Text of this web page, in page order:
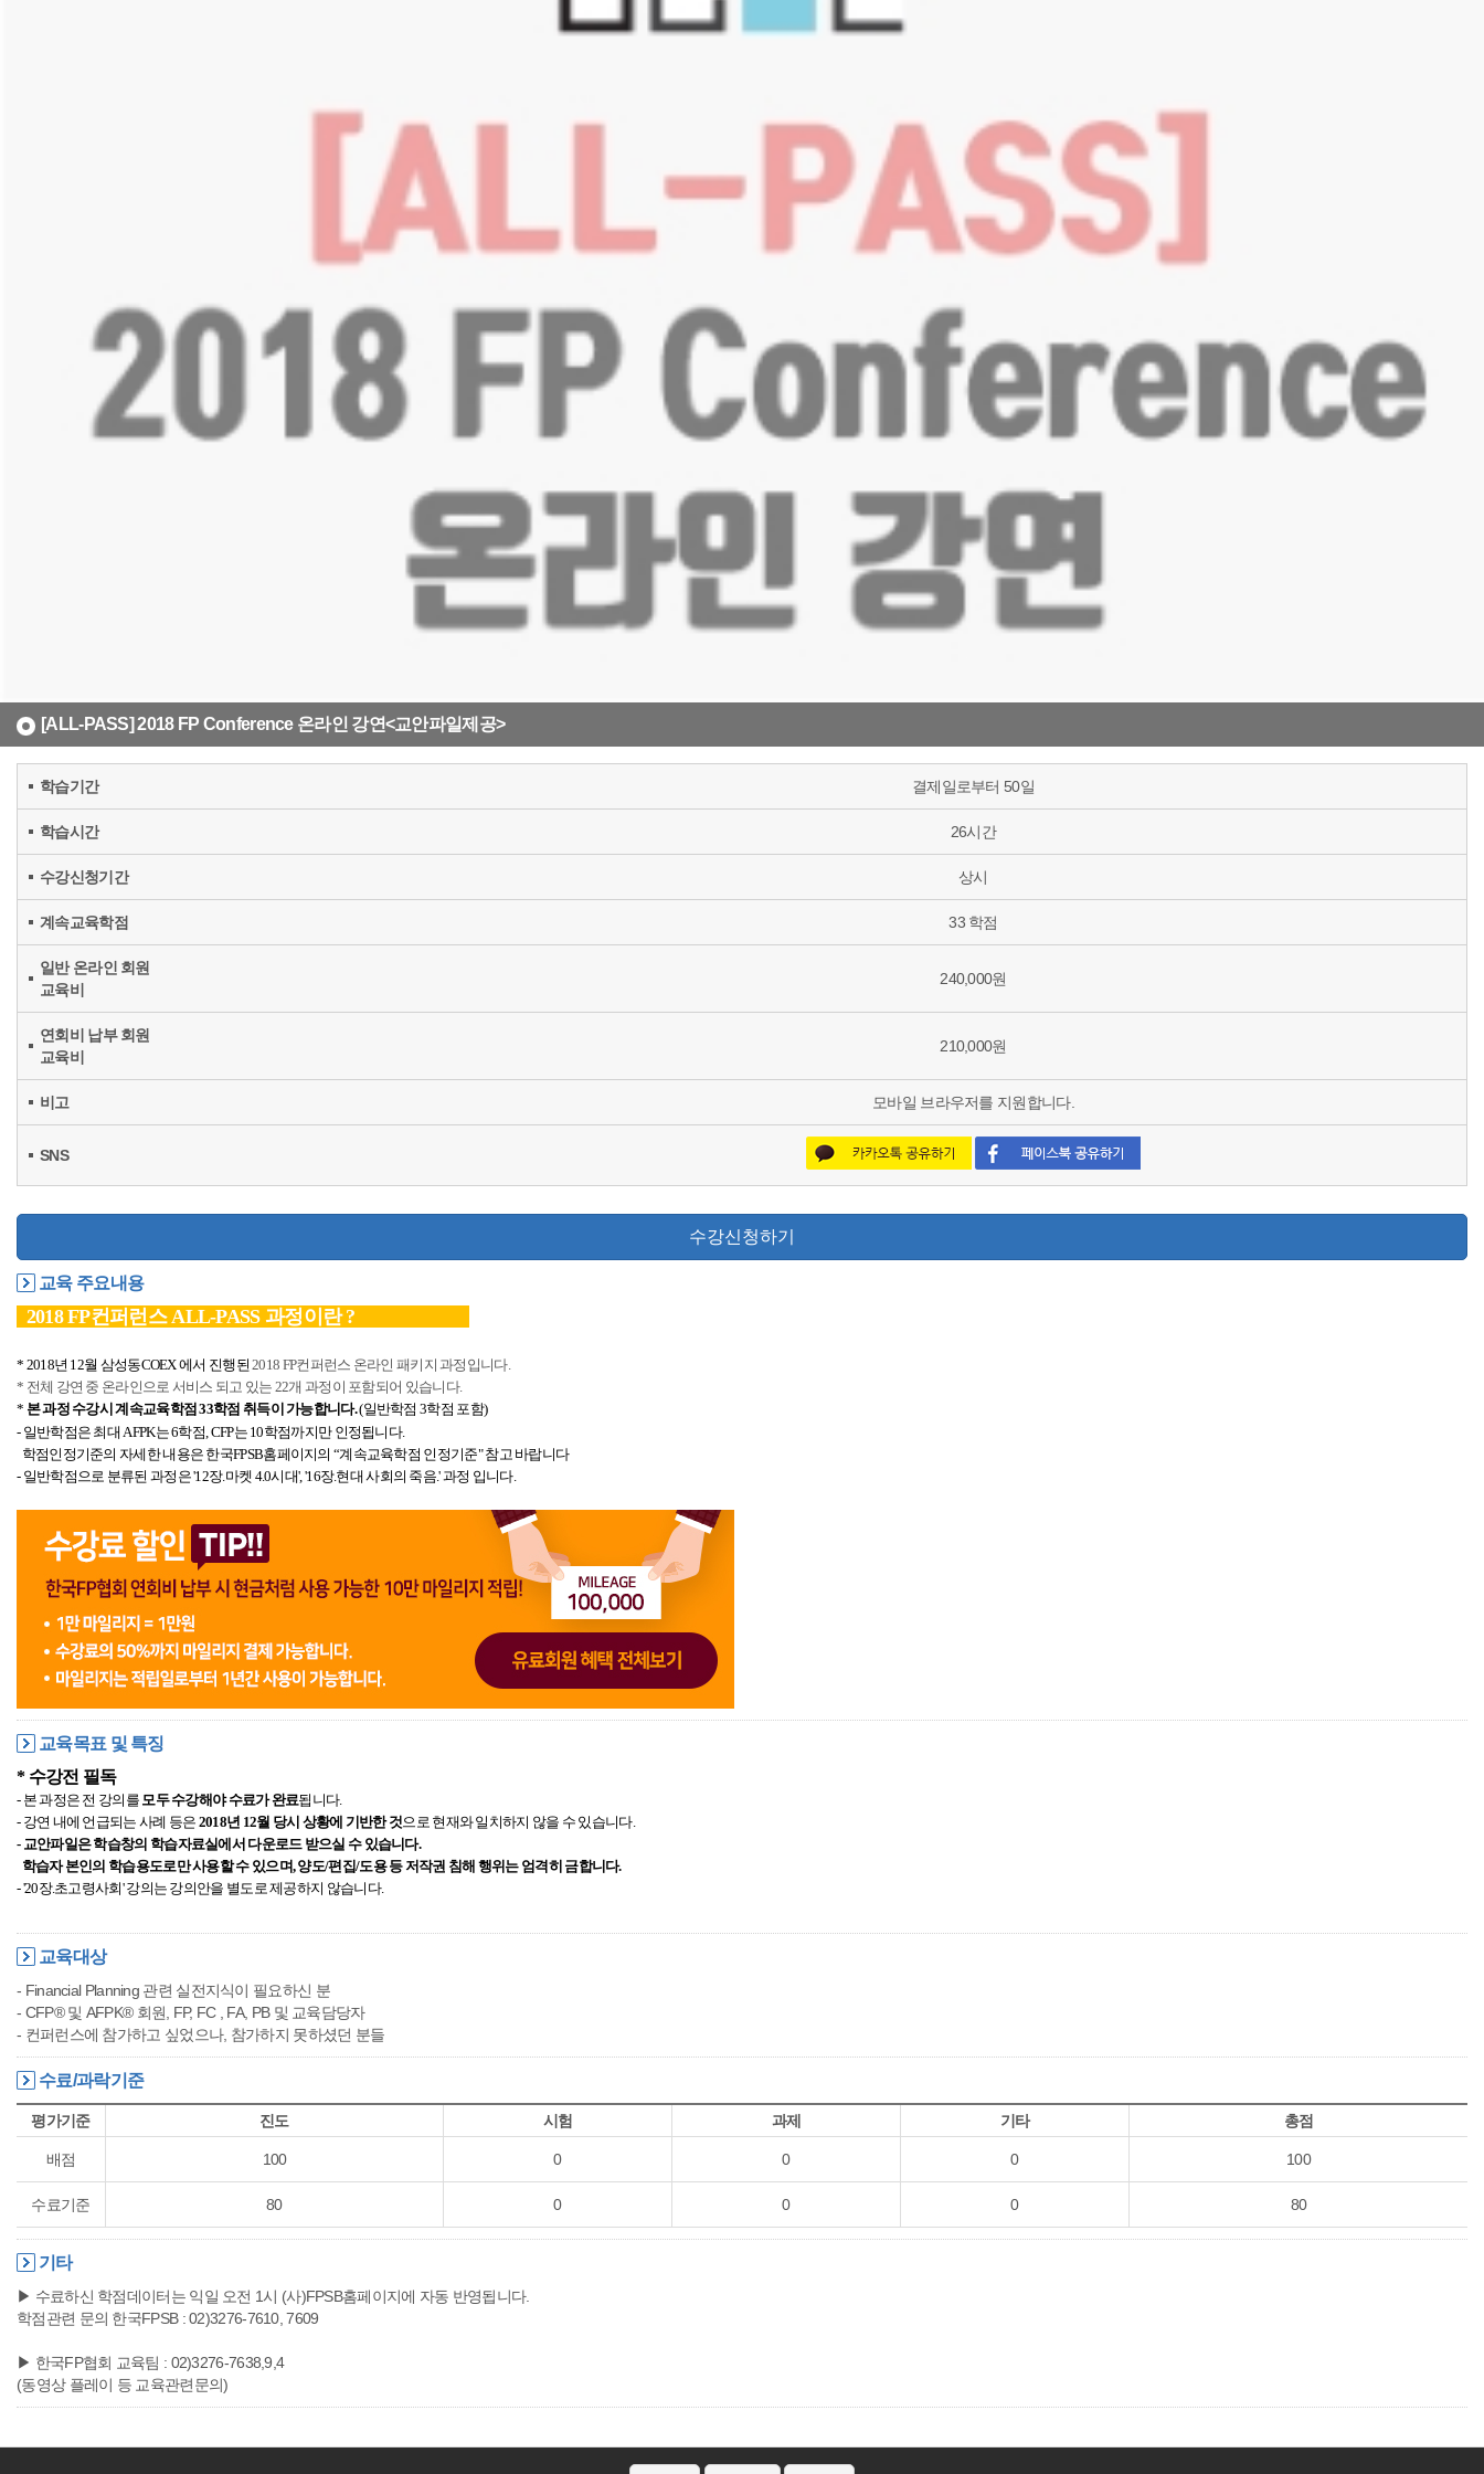
[ALL-PASS] 2018 FP Conference 온라인 강연<교안파일제공>
학습기간 결제일로부터 50일
학습시간 26시간
수강신청기간 상시
계속교육학점 33 학점
일반 온라인 회원
교육비
240,000원
연회비 납부 회원
교육비
210,000원
비고 모바일 브라우저를 지원합니다.
SNS
수강신청하기
교육 주요내용
2018 FP컨퍼런스 ALL-PASS 과정이란 ?
* 2018년 12월 삼성동COEX 에서 진행된2018 FP컨퍼런스 온라인 패키지 과정입니다.
* 전체 강연 중 온라인으로 서비스 되고 있는 22개 과정이 포함되어 있습니다.
* 본 과정 수강시 계속교육학점33학점 취득이 가능합니다.(일반학점 3학점 포함)
- 일반학점은 최대 AFPK는 6학점, CFP는 10학점까지만 인정됩니다.
학점인정기준의 자세한 내용은 한국FPSB홈페이지의 “계속교육학점 인정기준"참고 바랍니다
- 일반학점으로 분류된 과정은 '12장.마켓 4.0시대', '16장.현대 사회의 죽음.' 과정 입니다.
교육목표 및 특징
* 수강전 필독
- 본 과정은 전 강의를 모두 수강해야 수료가 완료됩니다.
- 강연 내에 언급되는 사례 등은 2018년 12월 당시 상황에 기반한 것으로 현재와 일치하지 않을 수 있습니다.
- 교안파일은 학습창의 학습자료실에서 다운로드 받으실 수 있습니다.
학습자 본인의 학습용도로만 사용할 수 있으며,양도/편집/도용 등 저작권 침해 행위는 엄격히 금합니다.
- '20장.초고령사회' 강의는 강의안을 별도로 제공하지 않습니다.
교육대상
- Financial Planning 관련 실전지식이 필요하신 분
- CFP® 및 AFPK® 회원, FP, FC , FA, PB 및 교육담당자
- 컨퍼런스에 참가하고 싶었으나, 참가하지 못하셨던 분들
수료/과락기준
평가기준 진도 시험 과제 기타 총점
배점 100 0 0 0 100
수료기준 80 0 0 0 80
기타
▶ 수료하신 학점데이터는 익일 오전 1시 (사)FPSB홈페이지에 자동 반영됩니다.
학점관련 문의 한국FPSB : 02)3276-7610, 7609
▶ 한국FP협회 교육팀 : 02)3276-7638,9,4
(동영상 플레이 등 교육관련문의)